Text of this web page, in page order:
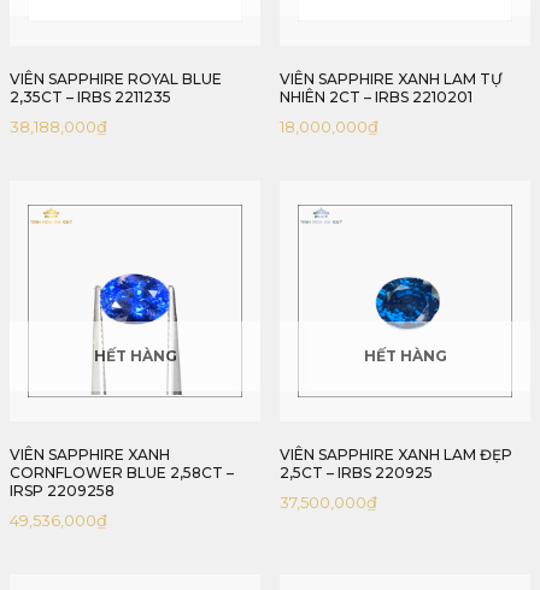
VIÊN SAPPHIRE ROYAL BLUE
2,35CT – IRBS 2211235
38,188,000₫
VIÊN SAPPHIRE XANH LAM TỰ
NHIÊN 2CT – IRBS 2210201
18,000,000₫
HẾT HÀNG
VIÊN SAPPHIRE XANH
CORNFLOWER BLUE 2,58CT –
IRSP 2209258
49,536,000₫
HẾT HÀNG
VIÊN SAPPHIRE XANH LAM ĐẸP
2,5CT – IRBS 220925
37,500,000₫